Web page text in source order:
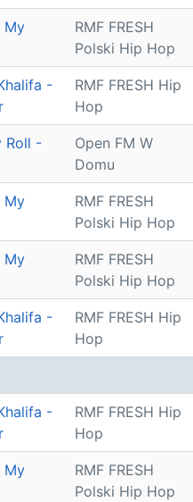
My
RMF FRESH
Polski Hip Hop
-
RMF FRESH Hip
Hop
Roll -
Open FM W
Domu
My
RMF FRESH
Polski Hip Hop
My
RMF FRESH
Polski Hip Hop
-
RMF FRESH Hip
Hop
-
RMF FRESH Hip
Hop
My
RMF FRESH
Polski Hip Hop